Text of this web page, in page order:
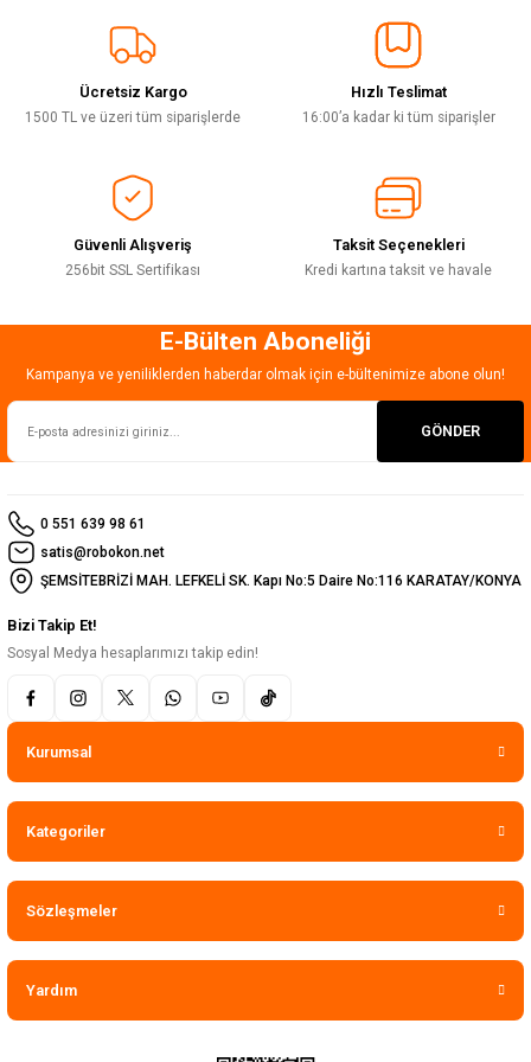
Ürün resmi kalitesiz, bozuk veya görüntülenemiyor.
Ürün açıklamasında eksik bilgiler bulunuyor.
Ürün bilgilerinde hatalar bulunuyor.
Bu ürüne benzer farklı alternatifler olmalı.
Gönder
Deneyimini Paylaş
Ücretsiz Kargo
1500 TL ve üzeri tüm siparişlerde
Hızlı Teslimat
16:00’a kadar ki tüm siparişler
Güvenli Alışveriş
256bit SSL Sertifikası
Taksit Seçenekleri
Kredi kartına taksit ve havale
E-Bülten Aboneliği
Kampanya ve yeniliklerden haberdar olmak için e-bültenimize abone olun!
GÖNDER
0 551 639 98 61
satis@robokon.net
ŞEMSİTEBRİZİ MAH. LEFKELİ SK. Kapı No:5 Daire No:116 KARATAY/KONYA
Bizi Takip Et!
Sosyal Medya hesaplarımızı takip edin!
Kurumsal
Kategoriler
Sözleşmeler
Yardım